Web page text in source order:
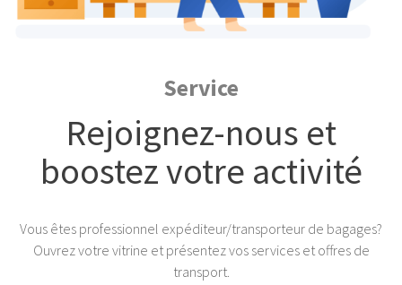
Service
Rejoignez-nous et
boostez votre activité
Vous êtes professionnel expéditeur/transporteur de bagages?
Ouvrez votre vitrine et présentez vos services et offres de
transport.